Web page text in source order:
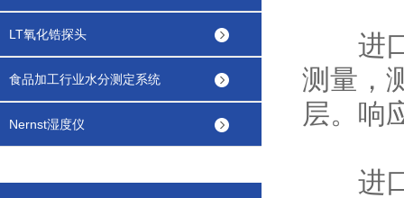
LT氧化锆探头
食品加工行业水分测定系统
Nernst湿度仪
进
测量，
层。响
进口